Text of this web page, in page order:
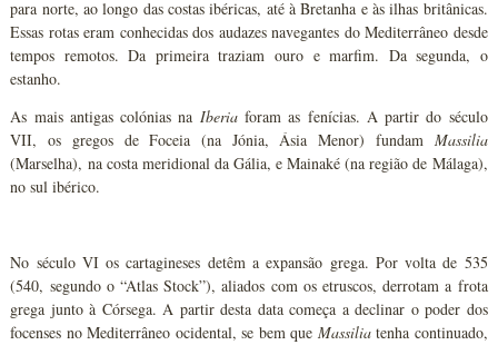
para norte, ao longo das costas ibéricas, até à Bretanha e às ilhas britânicas.
Essas rotas eram conhecidas dos audazes navegantes do Mediterrâneo desde
tempos remotos. Da primeira traziam ouro e marfim. Da segunda, o
estanho.
As mais antigas colónias na Iberiaforam as fenícias. A partir do século
VII, os gregos de Foceia (na Jónia, Ásia Menor) fundam Massilia
(Marselha), na costa meridional da Gália, e Mainaké (na região de Málaga),
no sul ibérico.
No século VI os cartagineses detêm a expansão grega. Por volta de 535
(540, segundo o “Atlas Stock”), aliados com os etruscos, derrotam a frota
grega junto à Córsega. A partir desta data começa a declinar o poder dos
focenses no Mediterrâneo ocidental, se bem que Massiliatenha continuado,